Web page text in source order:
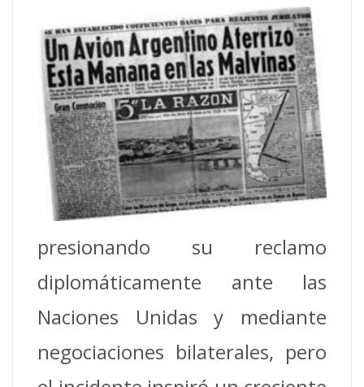
presionando su reclamo
diplomáticamente ante las
Naciones Unidas y mediante
negociaciones bilaterales, pero